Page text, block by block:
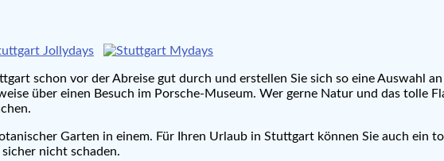
schon vor der Abreise gut durch und erstellen Sie sich so eine Auswahl
über einen Besuch im Porsche-Museum. Wer gerne Natur und das tolle
Garten in einem. Für Ihren Urlaub in Stuttgart können Sie auch ein
sicher nicht schaden.